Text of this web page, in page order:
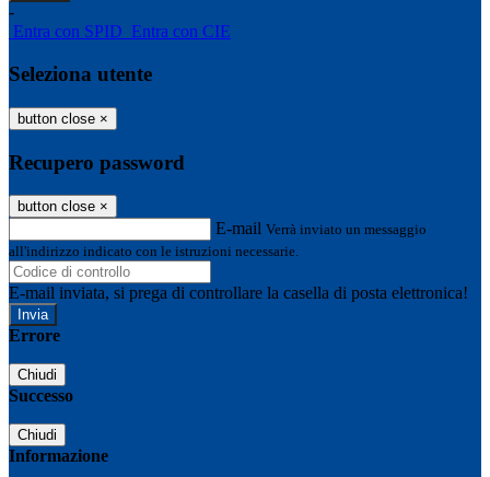
-
Entra con SPID Entra con CIE
Seleziona utente
button close ×
Recupero password
button close ×
E-mail Verrà inviato un messaggio
all'indirizzo indicato con le istruzioni necessarie.
E-mail inviata, si prega di controllare la casella di posta elettronica!
Errore
Chiudi
Successo
Chiudi
Informazione